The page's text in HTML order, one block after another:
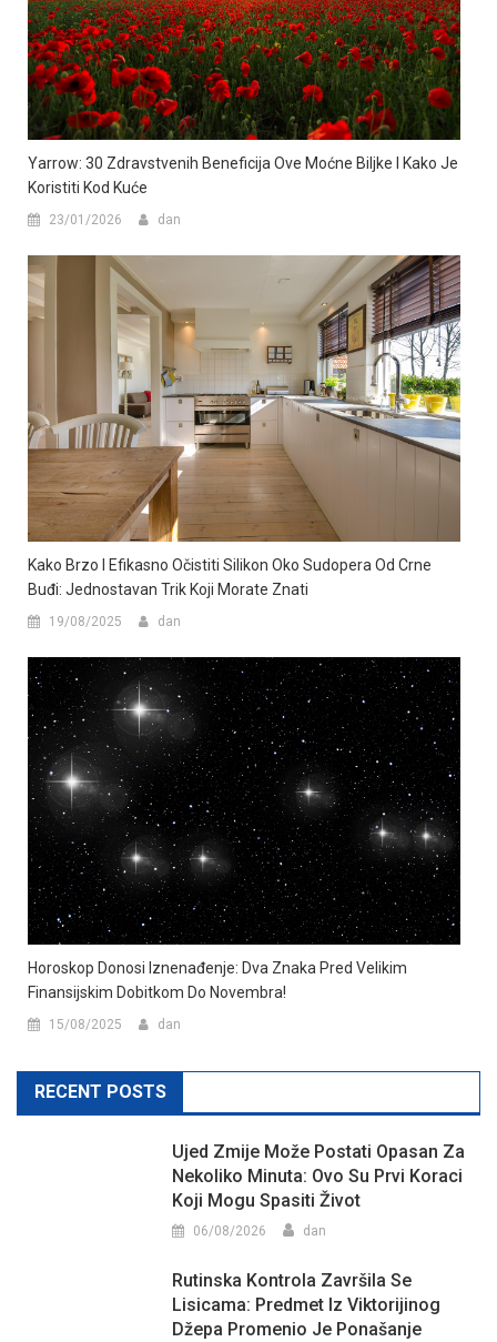
Yarrow: 30 Zdravstvenih Beneficija Ove Moćne Biljke I Kako Je
Koristiti Kod Kuće
23/01/2026 dan
Kako Brzo I Efikasno Očistiti Silikon Oko Sudopera Od Crne
Buđi: Jednostavan Trik Koji Morate Znati
19/08/2025 dan
Horoskop Donosi Iznenađenje: Dva Znaka Pred Velikim
Finansijskim Dobitkom Do Novembra!
15/08/2025 dan
RECENT POSTS
Ujed Zmije Može Postati Opasan Za
Nekoliko Minuta: Ovo Su Prvi Koraci
Koji Mogu Spasiti Život
06/08/2026 dan
Rutinska Kontrola Završila Se
Lisicama: Predmet Iz Viktorijinog
Džepa Promenio Je Ponašanje